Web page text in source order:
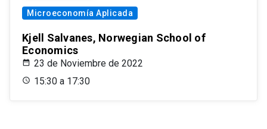
Microeconomía Aplicada
Kjell Salvanes, Norwegian School of
Economics
23 de Noviembre de 2022
15:30 a 17:30